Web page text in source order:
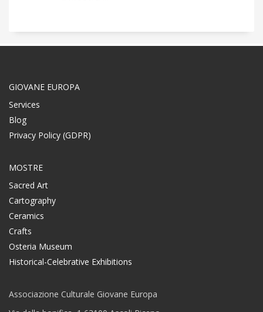
GIOVANE EUROPA
Services
Blog
Privacy Policy (GDPR)
MOSTRE
Sacred Art
Cartography
Ceramics
Crafts
Osteria Museum
Historical-Celebrative Exhibitions
Associazione Culturale Giovane Europa